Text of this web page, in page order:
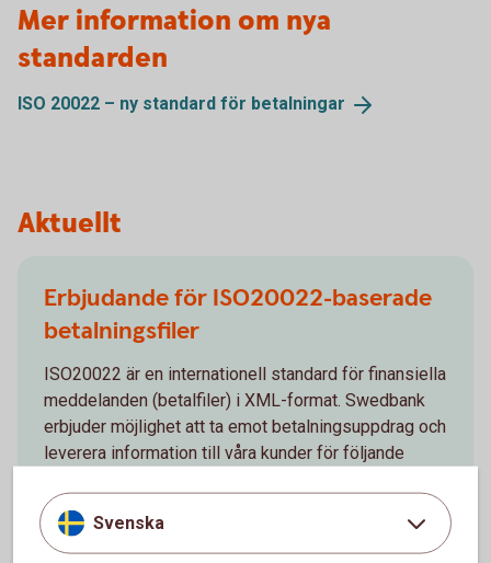
Mer information om nya
standarden
ISO 20022 – ny standard för betalningar
Aktuellt
Erbjudande för ISO20022-baserade
betalningsfiler
ISO20022 är en internationell standard för finansiella
meddelanden (betalfiler) i XML-format. Swedbank
erbjuder möjlighet att ta emot betalningsuppdrag och
leverera information till våra kunder för följande
Svenska